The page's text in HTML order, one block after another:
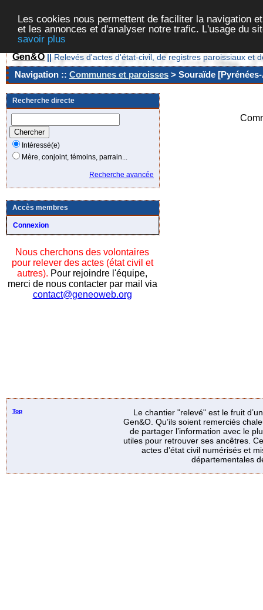
Les cookies nous permettent de faciliter la navigation
et les annonces et d'analyser notre trafic. L'usage du
savoir plus
Gen&O || Relevés d'actes d'état-civil, de registres paroissiaux et
Navigation :: Communes et paroisses > Souraïde
Recherche directe
Intéressé(e)
Mère, conjoint, témoins, parrain...
Recherche avancée
Accès membres
Connexion
Nous cherchons des volontaires
pour relever des actes (état civil et
autres). Pour rejoindre l'équipe,
merci de nous contacter par mail via
contact@geneoweb.org
Top
Le chantier "relevé" est le fruit
Gen&O. Qu’ils soient remerciés
de partager l’information avec le
utiles pour retrouver ses ancêtres.
actes d’état civil numérisés et
départementales